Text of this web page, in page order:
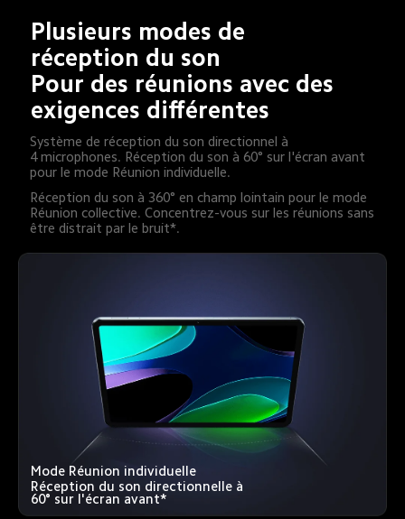
Plusieurs modes de
réception du son
Pour des réunions avec des
exigences différentes
Système de réception du son directionnel à
4 microphones. Réception du son à 60° sur l'écran avant
pour le mode Réunion individuelle.
Réception du son à 360° en champ lointain pour le mode
Réunion collective. Concentrez-vous sur les réunions sans
être distrait par le bruit*.
Mode Réunion individuelle
Réception du son directionnelle à
60° sur l'écran avant*